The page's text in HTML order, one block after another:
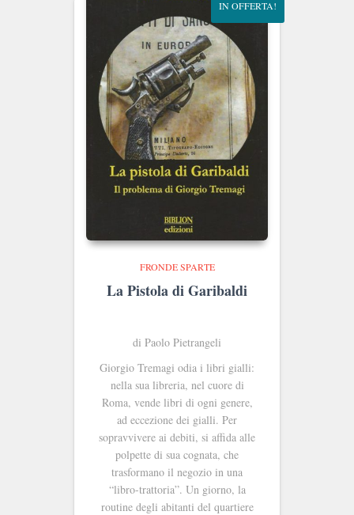
IN OFFERTA!
FRONDE SPARTE
La Pistola di Garibaldi
di Paolo Pietrangeli
Giorgio Tremagi odia i libri gialli:
nella sua libreria, nel cuore di
Roma, vende libri di ogni genere,
ad eccezione dei gialli. Per
sopravvivere ai debiti, si affida alle
polpette di sua cognata, che
trasformano il negozio in una
“libro-trattoria”. Un giorno, la
routine degli abitanti del quartiere